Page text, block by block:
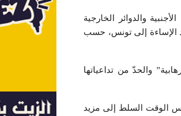
والدوائر الخارجية
الإساءة إلى تونس، حسب
والحدّ من تداعياتها
الوقت السلط إلى مزيد